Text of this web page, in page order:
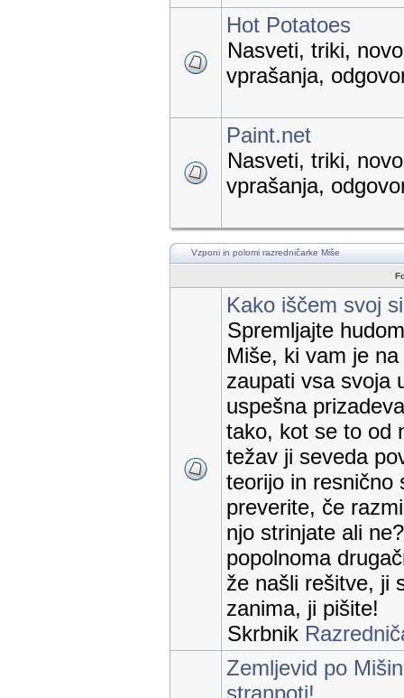
Hot Potatoes
Nasveti, triki,
vprašanja,
Paint.net
Nasveti, triki,
vprašanja,
Vzponi in polomi razredničarke Miše
Kako iščem svoj
Spremljajte
Miše, ki vam je
zaupati vsa svoja
uspešna
tako, kot se to od
težav ji seveda
teorijo in resnično
preverite, če
njo strinjate ali
popolnoma
že našli rešitve, ji
zanima, ji pišite!
Skrbnik
Zemljevid po
stranpoti!